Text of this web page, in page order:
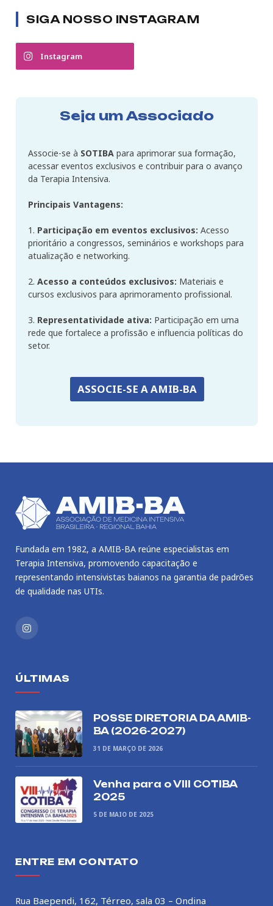
SIGA NOSSO INSTAGRAM
Instagram
Seja um Associado
Associe-se à SOTIBA para aprimorar sua formação,
acessar eventos exclusivos e contribuir para o avanço
da Terapia Intensiva.
Principais Vantagens:
1. Participação em eventos exclusivos: Acesso
prioritário a congressos, seminários e workshops para
atualização e networking.
2. Acesso a conteúdos exclusivos: Materiais e
cursos exclusivos para aprimoramento profissional.
3. Representatividade ativa: Participação em uma
rede que fortalece a profissão e influencia políticas do
setor.
ASSOCIE-SE A AMIB-BA
Fundada em 1982, a AMIB-BA reúne especialistas em
Terapia Intensiva, promovendo capacitação e
representando intensivistas baianos na garantia de padrões
de qualidade nas UTIs.
Instagram
ÚLTIMAS
POSSE DIRETORIA DA AMIB-
BA (2026-2027)
31 DE MARÇO DE 2026
Venha para o VIII COTIBA
2025
5 DE MAIO DE 2025
ENTRE EM CONTATO
Rua Baependi, 162, Térreo, sala 03 – Ondina